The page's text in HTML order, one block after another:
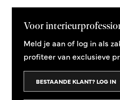
Voor
Meld je aan of log in als
profiteer van exclusieve
BESTAANDE KLANT? LOG IN